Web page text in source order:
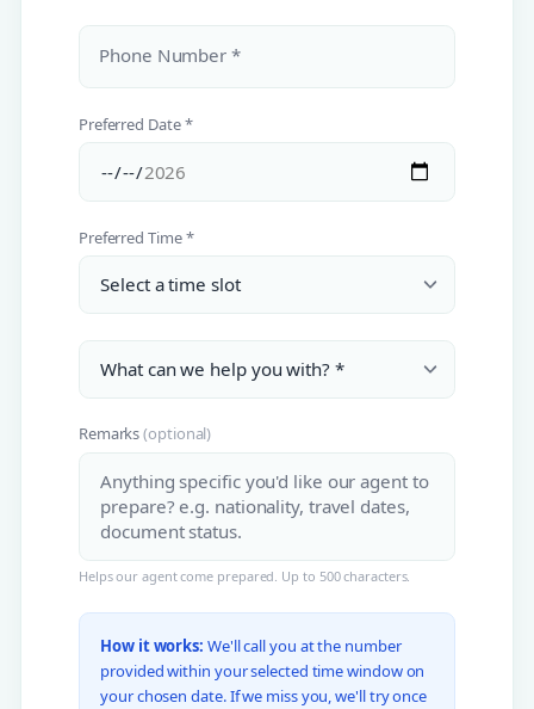
Phone Number *
Preferred Date *
Preferred Time *
Remarks(optional)
Helps our agent come prepared. Up to 500 characters.
How it works: We'll call you at the number
provided within your selected time window on
your chosen date. If we miss you, we'll try once